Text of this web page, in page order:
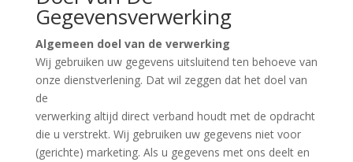
Gegevensverwerking
Algemeen doel van de verwerking
Wij gebruiken uw gegevens uitsluitend ten behoeve van
onze dienstverlening. Dat wil zeggen dat het doel van
de
verwerking altijd direct verband houdt met de opdracht
die u verstrekt. Wij gebruiken uw gegevens niet voor
(gerichte) marketing. Als u gegevens met ons deelt en